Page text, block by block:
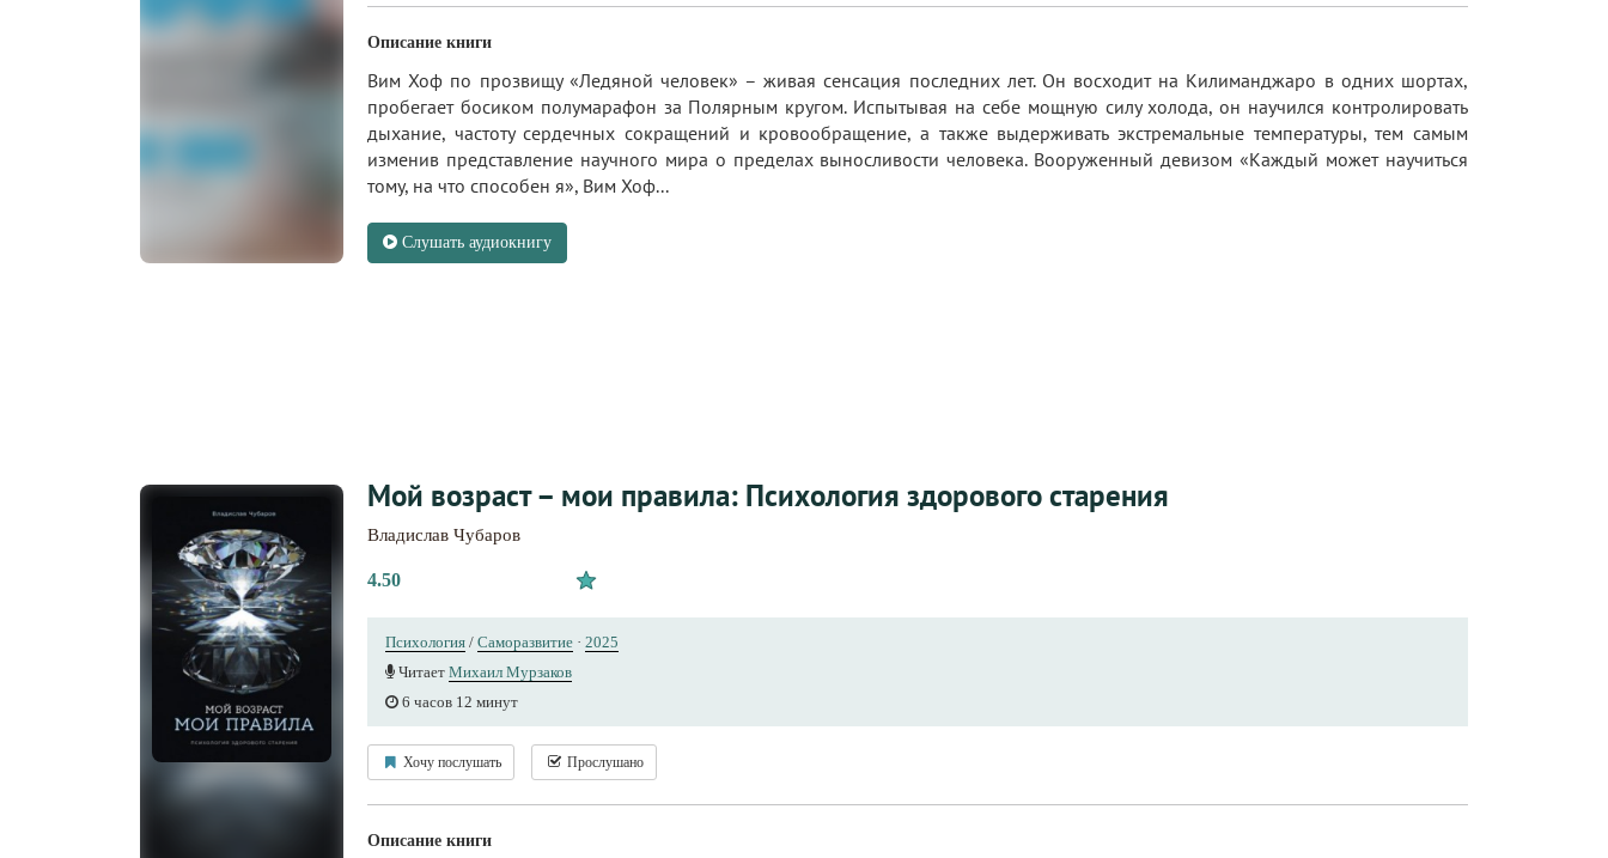
Описание книги
Вим Хоф по прозвищу «Ледяной человек» – живая сенсация последних лет. Он восходит на Килиманджаро в одних шортах,
пробегает босиком полумарафон за Полярным кругом. Испытывая на себе мощную силу холода, он научился контролировать
дыхание, частоту сердечных сокращений и кровообращение, а также выдерживать экстремальные температуры, тем самым
изменив представление научного мира о пределах выносливости человека. Вооруженный девизом «Каждый может научиться
тому, на что способен я», Вим Хоф...
Слушать аудиокнигу
Мой возраст – мои правила: Психология здорового старения
Владислав Чубаров
4.50
Психология / Саморазвитие · 2025
Читает Михаил Мурзаков
6 часов 12 минут
Хочу послушать Прослушано
Описание книги